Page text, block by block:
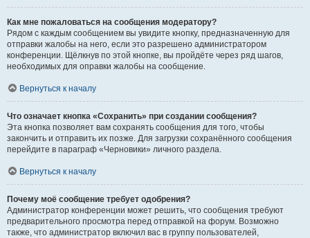
Как мне пожаловаться на сообщения модератору?
Рядом с каждым сообщением вы увидите кнопку, предназначенную для
отправки жалобы на него, если это разрешено администратором
конференции. Щёлкнув по этой кнопке, вы пройдёте через ряд шагов,
необходимых для оправки жалобы на сообщение.
Вернуться к началу
Что означает кнопка «Сохранить» при создании сообщения?
Эта кнопка позволяет вам сохранять сообщения для того, чтобы
закончить и отправить их позже. Для загрузки сохранённого сообщения
перейдите в параграф «Черновики» личного раздела.
Вернуться к началу
Почему моё сообщение требует одобрения?
Администратор конференции может решить, что сообщения требуют
предварительного просмотра перед отправкой на форум. Возможно
также, что администратор включил вас в группу пользователей,